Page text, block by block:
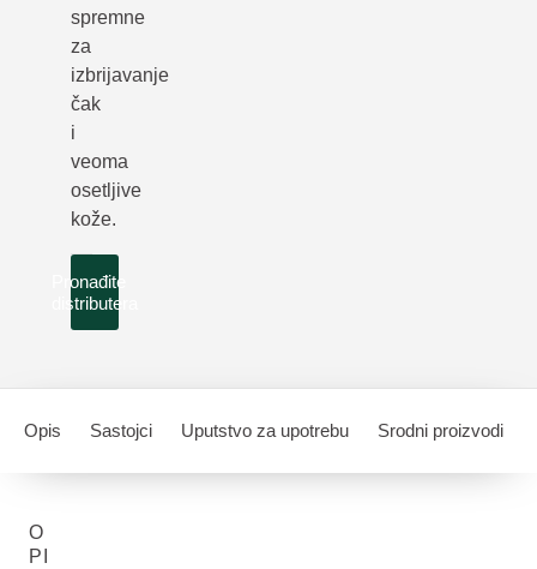
spremne
za
izbrijavanje
čak
i
veoma
osetljive
kože.
Pronađite
distributera
Opis Sastojci Uputstvo za upotrebu Srodni proizvodi
O
PI